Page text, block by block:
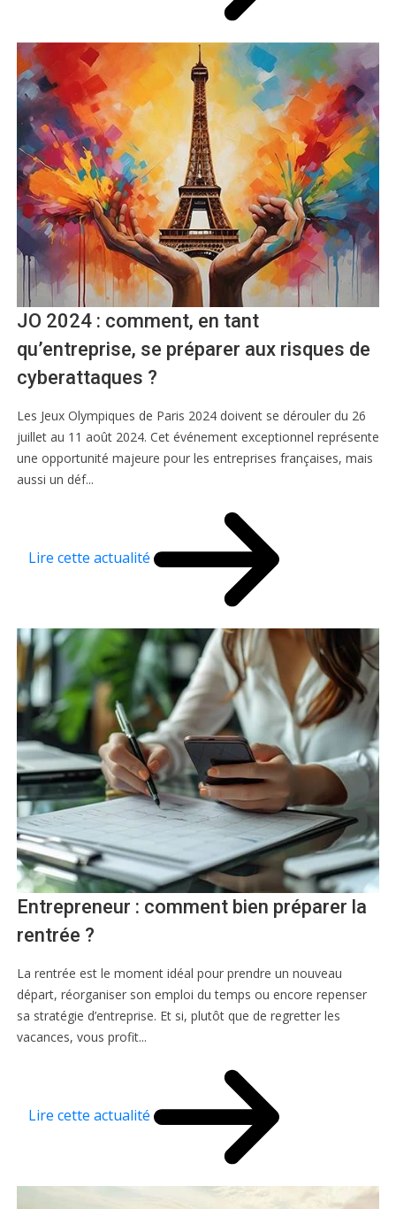
JO 2024 : comment, en tant
qu’entreprise, se préparer aux risques de
cyberattaques ?
Les Jeux Olympiques de Paris 2024 doivent se dérouler du 26
juillet au 11 août 2024. Cet événement exceptionnel représente
une opportunité majeure pour les entreprises françaises, mais
aussi un déf...
Lire cette actualité
Entrepreneur : comment bien préparer la
rentrée ?
La rentrée est le moment idéal pour prendre un nouveau
départ, réorganiser son emploi du temps ou encore repenser
sa stratégie d’entreprise. Et si, plutôt que de regretter les
vacances, vous profit...
Lire cette actualité